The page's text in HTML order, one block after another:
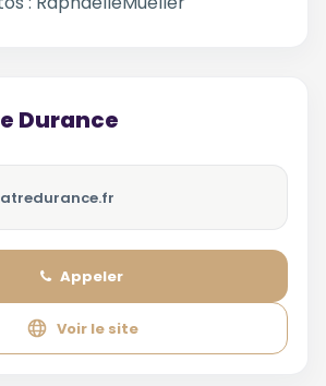
Durance
Appeler
Voir le site